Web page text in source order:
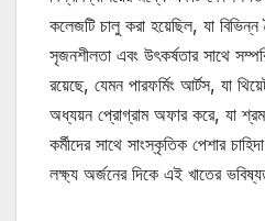
কলেজটি চালু করা হয়েছিল, যা
সৃজনশীলতা এবং উৎকর্ষতার সাথে
রয়েছে, যেমন পারফর্মিং আর্টস, যা
অধ্যয়ন প্রোগ্রাম অফার করে, যা
কর্মীদের সাথে সাংস্কৃতিক পেশার
লক্ষ্য অর্জনের দিকে এই খাতের